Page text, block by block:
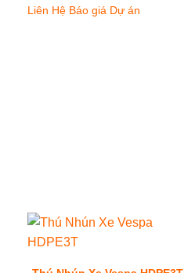
Liên Hệ Báo giá Dự án